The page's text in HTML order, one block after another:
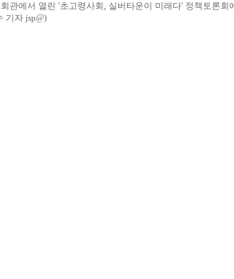
관에서 열린 '초고령사회, 실버타운이 미래다' 정책토론회
기자 jsp@)